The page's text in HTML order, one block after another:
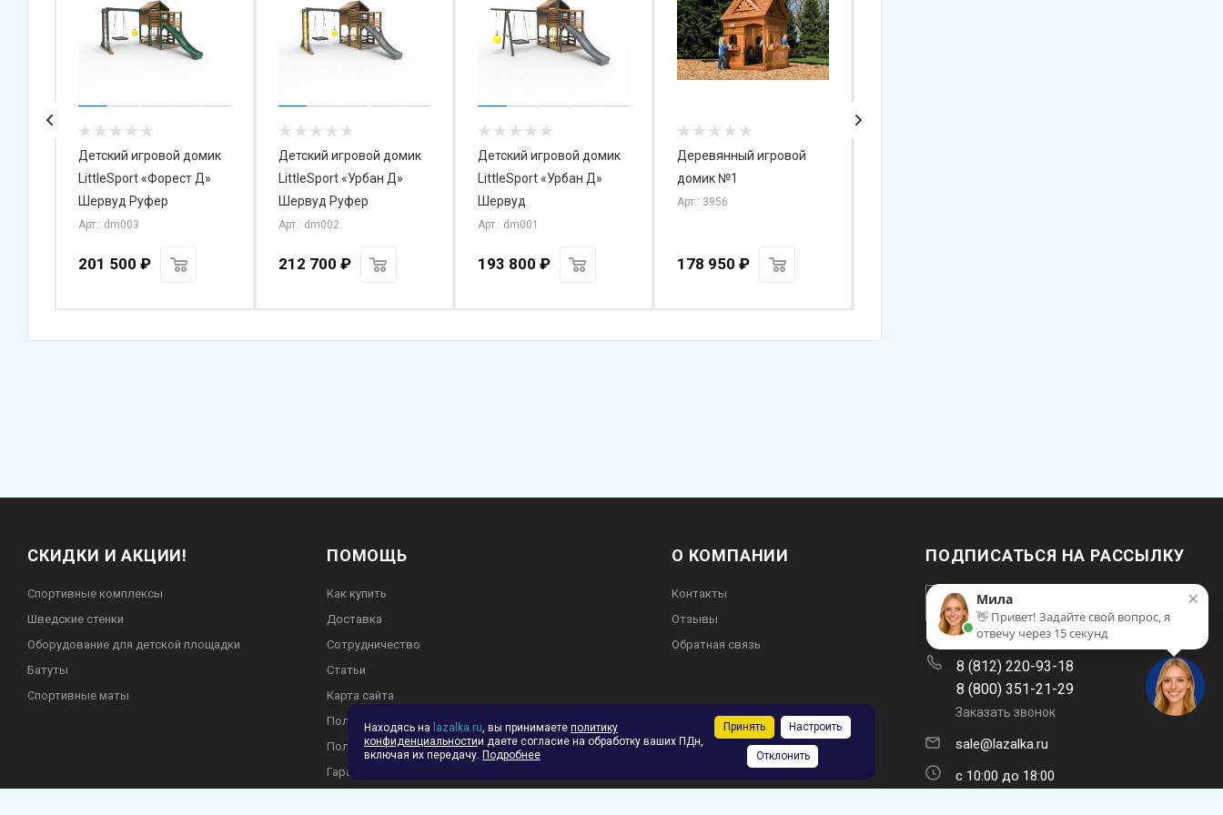
Детский игровой домик
LittleSport «Форест Д»
Шервуд Руфер
Арт.: dm003
201 500 ₽
Детский игровой домик
LittleSport «Урбан Д»
Шервуд Руфер
Арт.: dm002
212 700 ₽
Детский игровой домик
LittleSport «Урбан Д»
Шервуд
Арт.: dm001
193 800 ₽
Деревянный игровой
домик №1
Арт.: 3956
178 950 ₽
СКИДКИ И АКЦИИ!
Спортивные комплексы
Шведские стенки
Оборудование для детской площадки
Батуты
Спортивные маты
ПОМОЩЬ
Как купить
Доставка
Сотрудничество
Статьи
Карта сайта
Пользовательское соглашение
Политика конф.
Гарантия и возврат
О КОМПАНИИ
Контакты
Отзывы
Обратная связь
ПОДПИСАТЬСЯ НА РАССЫЛКУ
8 (812) 220-93-18
8 (800) 351-21-29
Заказать звонок
sale@lazalka.ru
с 10:00 до 18:00
Находясь на lazalka.ru, вы принимаете политику
конфиденциальностии даете согласие на обработку ваших ПДн,
включая их передачу. Подробнее
Принять Настроить
Отклонить
×
Мила
👋 Привет! Задайте свой вопрос, я
отвечу через 15 секунд